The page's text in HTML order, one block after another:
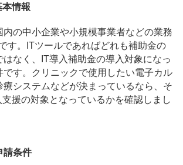
本情報
内の中小企業や小規模事業者などの業務
す。ITツールであればどれも補助金の
はなく、IT導入補助金の導入対象になっ
です。クリニックで使用したい電子カル
療システムなどが決まっているなら、そ
援の対象となっているかを確認しまし
請条件